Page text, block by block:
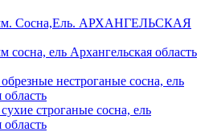
Сосна,Ель. АРХАНГЕЛЬСКАЯ
сосна, ель Архангельская область
нестроганые сосна, ель
область
строганые сосна, ель
область